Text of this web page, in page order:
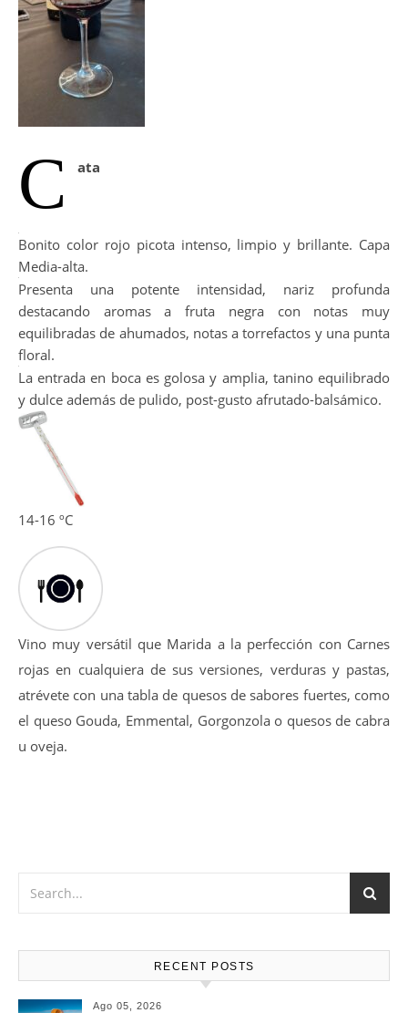
C ata
Bonito color rojo picota intenso, limpio y brillante. Capa
Media-alta.
Presenta una potente intensidad, nariz profunda
destacando aromas a fruta negra con notas muy
equilibradas de ahumados, notas a torrefactos y una punta
floral.
La entrada en boca es golosa y amplia, tanino equilibrado
y dulce además de pulido, post-gusto afrutado-balsámico.
14-16 ºC
Vino muy versátil que Marida a la perfección con Carnes